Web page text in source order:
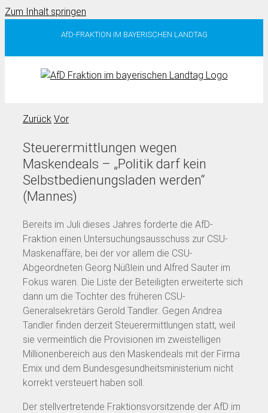
Zum Inhalt springen
AfD-FRAKTION IM BAYERISCHEN LANDTAG
Zurück Vor
Steuerermittlungen wegen
Maskendeals – „Politik darf kein
Selbstbedienungsladen werden“
(Mannes)
Bereits im Juli dieses Jahres forderte die AfD-
Fraktion einen Untersuchungsausschuss zur CSU-
Maskenaffäre, bei der vor allem die CSU-
Abgeordneten Georg Nüßlein und Alfred Sauter im
Fokus waren. Die Liste der Beteiligten erweiterte sich
dann um die Tochter des früheren CSU-
Generalsekretärs Gerold Tandler. Gegen Andrea
Tandler finden derzeit Steuerermittlungen statt, weil
sie vermeintlich die Provisionen im zweistelligen
Millionenbereich aus den Maskendeals mit der Firma
Emix und dem Bundesgesundheitsministerium nicht
korrekt versteuert haben soll.
Der stellvertretende Fraktionsvorsitzende der AfD im